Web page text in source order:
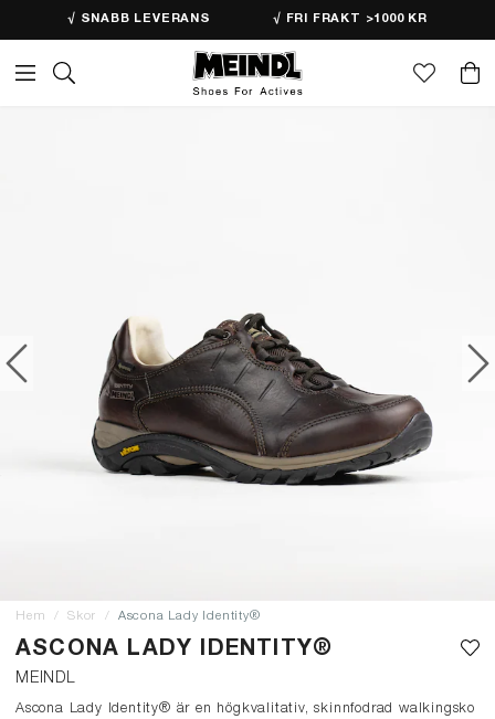
√ SNABB LEVERANS √ FRI FRAKT >1000 KR
Hem Skor Ascona Lady Identity®
ASCONA LADY IDENTITY®
MEINDL
Ascona Lady Identity® är en högkvalitativ, skinnfodrad walkingsko